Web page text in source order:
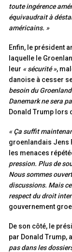
toute ingérence
équivaudrait à
américains. »
Enfin, le président
laquelle le
leur « sécurité »,
danoise à cesser
besoin du
Danemark ne sera
Donald Trump lors
« Ça suffit
groenlandais Jens
les menaces
pression. Plus de
Nous sommes
discussions. Mais
respect du droit
gouvernement
De son côté, le
par Donald Trump,
pas dans les